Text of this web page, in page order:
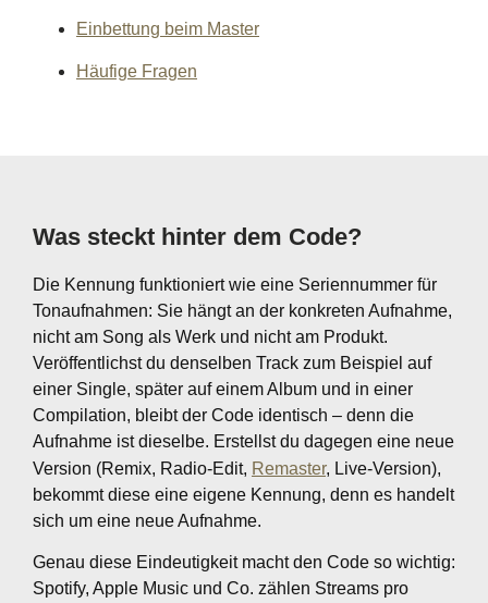
Einbettung beim Master
Häufige Fragen
Was steckt hinter dem Code?
Die Kennung funktioniert wie eine Seriennummer für
Tonaufnahmen: Sie hängt an der konkreten Aufnahme,
nicht am Song als Werk und nicht am Produkt.
Veröffentlichst du denselben Track zum Beispiel auf
einer Single, später auf einem Album und in einer
Compilation, bleibt der Code identisch – denn die
Aufnahme ist dieselbe. Erstellst du dagegen eine neue
Version (Remix, Radio-Edit, Remaster, Live-Version),
bekommt diese eine eigene Kennung, denn es handelt
sich um eine neue Aufnahme.
Genau diese Eindeutigkeit macht den Code so wichtig:
Spotify, Apple Music und Co. zählen Streams pro